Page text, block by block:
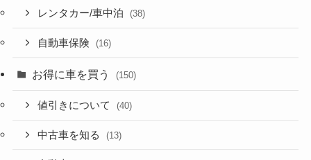
レンタカー/車中泊 (38)
自動車保険 (16)
お得に車を買う (150)
値引きについて (40)
中古車を知る (13)